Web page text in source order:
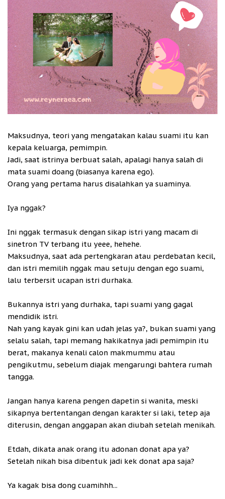
Maksudnya, teori yang mengatakan kalau suami itu kan
kepala keluarga, pemimpin.
Jadi, saat istrinya berbuat salah, apalagi hanya salah di
mata suami doang (biasanya karena ego).
Orang yang pertama harus disalahkan ya suaminya.
Iya nggak?
Ini nggak termasuk dengan sikap istri yang macam di
sinetron TV terbang itu yeee, hehehe.
Maksudnya, saat ada pertengkaran atau perdebatan kecil,
dan istri memilih nggak mau setuju dengan ego suami,
lalu terbersit ucapan istri durhaka.
Bukannya istri yang durhaka, tapi suami yang gagal
mendidik istri.
Nah yang kayak gini kan udah jelas ya?, bukan suami yang
selalu salah, tapi memang hakikatnya jadi pemimpin itu
berat, makanya kenali calon makmummu atau
pengikutmu, sebelum diajak mengarungi bahtera rumah
tangga.
Jangan hanya karena pengen dapetin si wanita, meski
sikapnya bertentangan dengan karakter si laki, tetep aja
diterusin, dengan anggapan akan diubah setelah menikah.
Etdah, dikata anak orang itu adonan donat apa ya?
Setelah nikah bisa dibentuk jadi kek donat apa saja?
Ya kagak bisa dong cuamihhh...